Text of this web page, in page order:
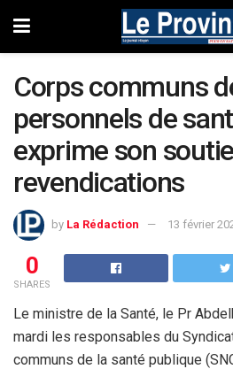
Corps communs
personnels de
exprime son
revendications
by La Rédaction 13 février
0
SHARES
Le ministre de la Santé, le Pr
mardi les responsables du
communs de la santé publique